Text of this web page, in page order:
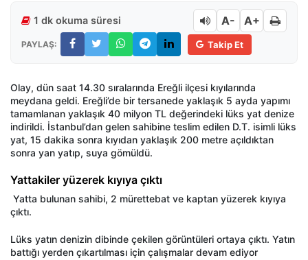
1 dk okuma süresi A- A+
PAYLAŞ: Takip Et
Olay, dün saat 14.30 sıralarında Ereğli ilçesi kıyılarında
meydana geldi. Ereğli’de bir tersanede yaklaşık 5 ayda yapımı
tamamlanan yaklaşık 40 milyon TL değerindeki lüks yat denize
indirildi. İstanbul’dan gelen sahibine teslim edilen D.T. isimli lüks
yat, 15 dakika sonra kıyıdan yaklaşık 200 metre açıldıktan
sonra yan yatıp, suya gömüldü.
Yattakiler yüzerek kıyıya çıktı
Yatta bulunan sahibi, 2 mürettebat ve kaptan yüzerek kıyıya
çıktı.
Lüks yatın denizin dibinde çekilen görüntüleri ortaya çıktı. Yatın
battığı yerden çıkartılması için çalışmalar devam ediyor